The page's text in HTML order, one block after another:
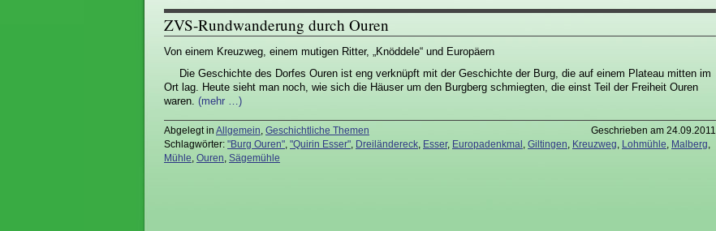
ZVS-Rundwanderung durch Ouren
Von einem Kreuzweg, einem mutigen Ritter, „Knöddele“ und Europäern
Die Geschichte des Dorfes Ouren ist eng verknüpft mit der Geschichte der Burg, die auf einem Plateau mitten im
Ort lag. Heute sieht man noch, wie sich die Häuser um den Burgberg schmiegten, die einst Teil der Freiheit Ouren
waren. (mehr …)
Abgelegt in Allgemein, Geschichtliche Themen
Geschrieben am 24.09.2011
Schlagwörter: "Burg Ouren", "Quirin Esser", Dreiländereck, Esser, Europadenkmal , Giltingen, Kreuzweg, Lohmühle, Malberg,
Mühle, Ouren, Sägemühle